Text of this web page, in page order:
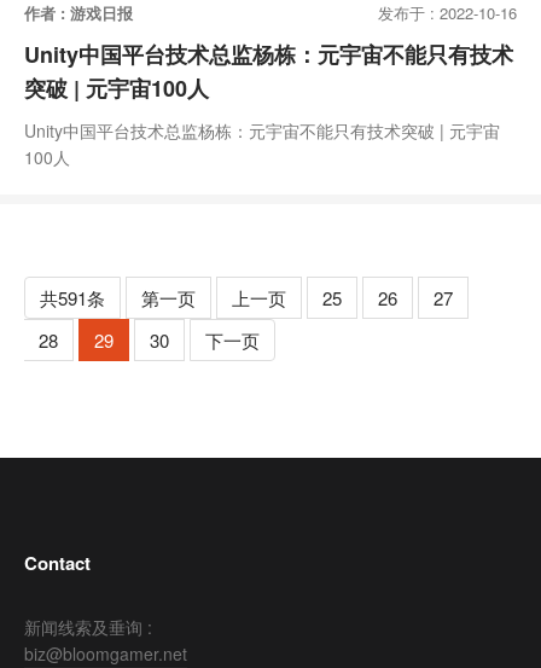
作者 : 游戏日报 发布于 : 2022-10-16
Unity中国平台技术总监杨栋：元宇宙不能只有技术
突破 | 元宇宙100人
Unity中国平台技术总监杨栋：元宇宙不能只有技术突破 | 元宇宙
100人
共591条 第一页 上一页 25 26
27
28
29 30 下一页
Contact
新闻线索及垂询 :
biz@bloomgamer.net